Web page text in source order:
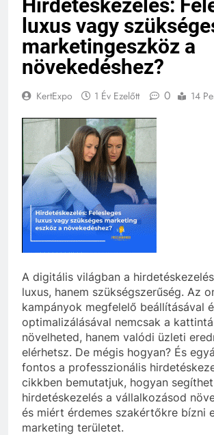
Hirdetéskezelés:
luxus vagy
marketingeszköz a
növekedéshez?
KertExpo 1 Év Ezelőtt 0 14
A digitális világban a
luxus, hanem szükségszerűség. Az
kampányok megfelelő beállításával
optimalizálásával nemcsak a
növelheted, hanem valódi üzleti
elérhetsz. De mégis hogyan? És
fontos a professzionális
cikkben bemutatjuk, hogyan
hirdetéskezelés a vállalkozásod
és miért érdemes szakértőkre bízni
marketing területet.